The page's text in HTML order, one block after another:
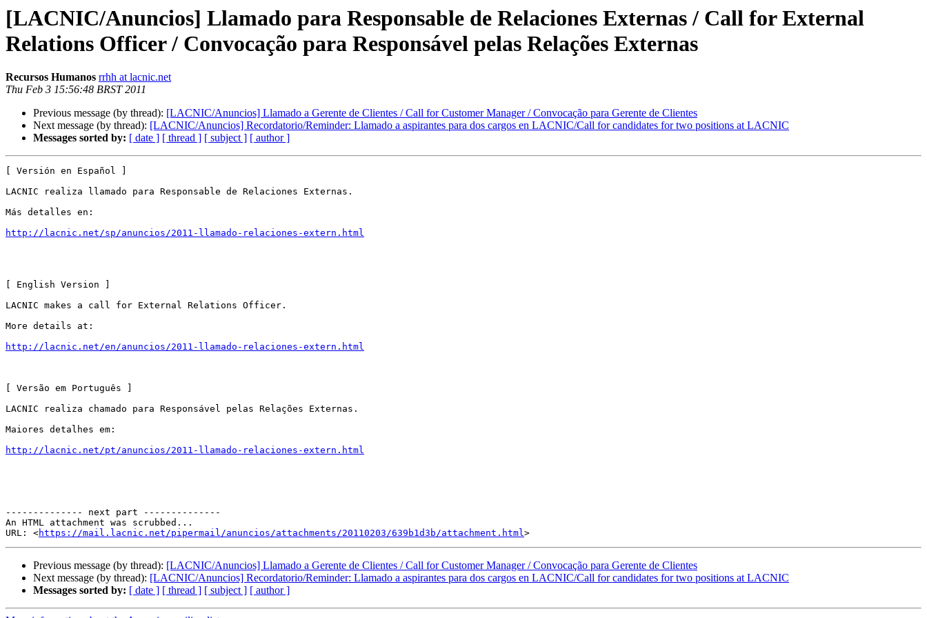
[LACNIC/Anuncios] Llamado para Responsable de Relaciones Externas / Call for External
Relations Officer / Convocação para Responsável pelas Relações Externas
Recursos Humanos rrhh at lacnic.net
Thu Feb 3 15:56:48 BRST 2011
Previous message (by thread): [LACNIC/Anuncios] Llamado a Gerente de Clientes / Call for Customer Manager / Convocação para Gerente de Clientes
Next message (by thread): [LACNIC/Anuncios] Recordatorio/Reminder: Llamado a aspirantes para dos cargos en LACNIC/Call for candidates for two positions at LACNIC
Messages sorted by: [ date ] [ thread ] [ subject ] [ author ]
[ Versión en Español ]
LACNIC realiza llamado para Responsable de Relaciones Externas.
Más detalles en:
http://lacnic.net/sp/anuncios/2011-llamado-relaciones-extern.html
[ English Version ]
LACNIC makes a call for External Relations Officer.
More details at:
http://lacnic.net/en/anuncios/2011-llamado-relaciones-extern.html
[ Versão em Português ]
LACNIC realiza chamado para Responsável pelas Relações Externas.
Maiores detalhes em:
http://lacnic.net/pt/anuncios/2011-llamado-relaciones-extern.html
-------------- next part --------------
An HTML attachment was scrubbed...
URL: <https://mail.lacnic.net/pipermail/anuncios/attachments/20110203/639b1d3b/attachment.html
Previous message (by thread): [LACNIC/Anuncios] Llamado a Gerente de Clientes / Call for Customer Manager / Convocação para Gerente de Clientes
Next message (by thread): [LACNIC/Anuncios] Recordatorio/Reminder: Llamado a aspirantes para dos cargos en LACNIC/Call for candidates for two positions at LACNIC
Messages sorted by: [ date ] [ thread ] [ subject ] [ author ]